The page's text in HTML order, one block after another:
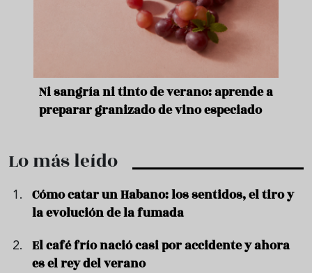
Ni sangría ni tinto de verano: aprende a
preparar granizado de vino especiado
Lo más leído
Cómo catar un Habano: los sentidos, el tiro y
la evolución de la fumada
El café frío nació casi por accidente y ahora
es el rey del verano